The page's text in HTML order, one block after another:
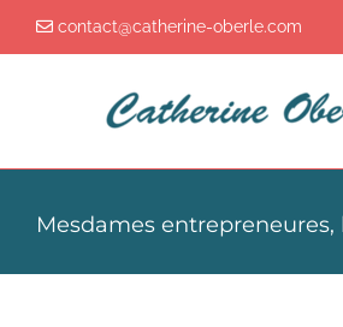
contact@catherine-oberle.com
Mesdames